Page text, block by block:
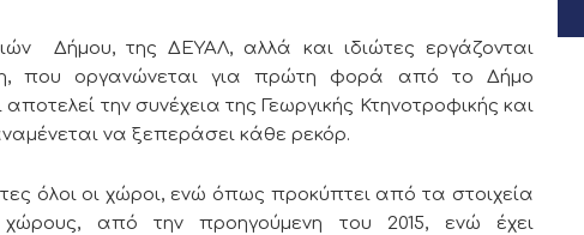
Δήμου, της ΔΕΥΑΛ, αλλά και ιδιώτες εργάζονται
που οργανώνεται για πρώτη φορά από το Δήμο
την συνέχεια της Γεωργικής Κτηνοτροφικής και
να ξεπεράσει κάθε ρεκόρ.
όλοι οι χώροι, ενώ όπως προκύπτει από τα στοιχεία
από την προηγούμενη του 2015, ενώ έχει